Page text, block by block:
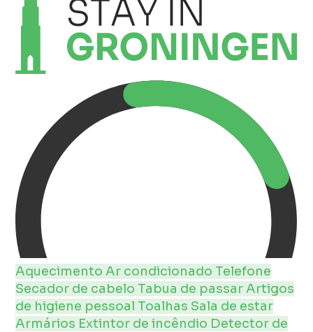
AquecimentoAr condicionado Telefone
Secador de cabelo Tabua de passarArtigos
de higiene pessoal Toalhas Sala de estar
Armários Extintor de incêndio Detector de